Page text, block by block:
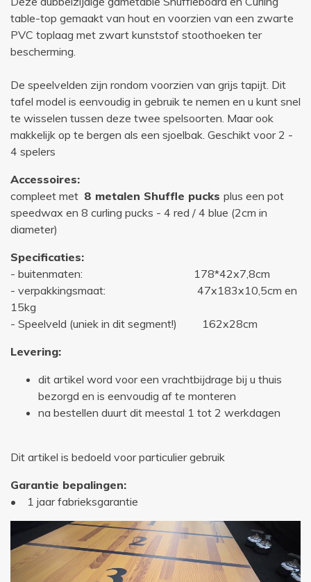
table-top gemaakt van hout en voorzien van een zwarte
PVC toplaag met zwart kunststof stoothoeken ter
bescherming.
De speelvelden zijn rondom voorzien van grijs tapijt. Dit
tafel model is eenvoudig in gebruik te nemen en u kunt snel
te wisselen tussen deze twee spelsoorten. Maar ook
makkelijk op te bergen als een sjoelbak. Geschikt voor 2 -
4 spelers
Accessoires:
compleet met 8 metalen Shuffle pucks plus een pot
speedwax en 8 curling pucks - 4 red / 4 blue (2cm in
diameter)
Specificaties:
- buitenmaten: 178*42x7,8cm
- verpakkingsmaat: 47x183x10,5cm en
15kg
- Speelveld (uniek in dit segment!) 162x28cm
Levering:
dit artikel word voor een vrachtbijdrage bij u thuis
bezorgd en is eenvoudig af te monteren
na bestellen duurt dit meestal 1 tot 2 werkdagen
Dit artikel is bedoeld voor particulier gebruik
Garantie bepalingen:
• 1 jaar fabrieksgarantie